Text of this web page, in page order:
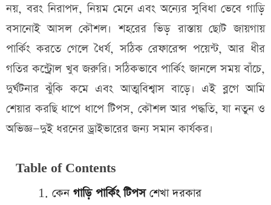
নয়, বরং নিরাপদ, নিয়ম মেনে এবং অন্যের সুবিধা ভেবে গাড়ি
বসানোই আসল কৌশল। শহরের ভিড় রাস্তায় ছোট জায়গায়
পার্কিং করতে গেলে ধৈর্য, সঠিক রেফারেন্স পয়েন্ট, আর ধীর
গতির কন্ট্রোল খুব জরুরি। সঠিকভাবে পার্কিং জানলে সময় বাঁচে,
দুর্ঘটনার ঝুঁকি কমে এবং আত্মবিশ্বাস বাড়ে। এই ব্লগে আমি
শেয়ার করছি ধাপে ধাপে টিপস, কৌশল আর পদ্ধতি, যা নতুন ও
অভিজ্ঞ—দুই ধরনের ড্রাইভারের জন্য সমান কার্যকর।
Table of Contents
কেন গাড়ি পার্কিং টিপসশেখা দরকার